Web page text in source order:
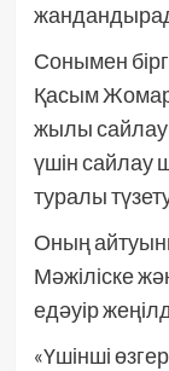
Сонымен
Қасым
жылы сайлау
үшін сайлау
туралы
Оның
Мәжіліске
едәуір
«Үшінші